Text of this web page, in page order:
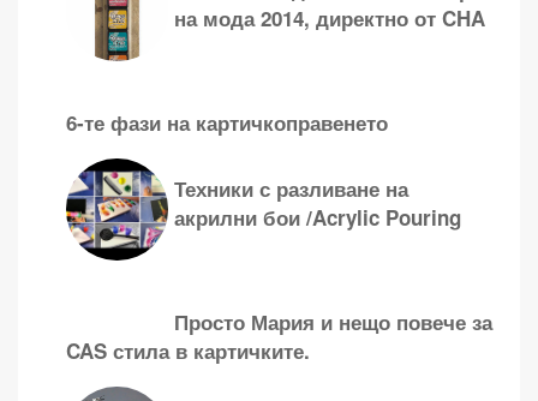
на мода 2014, директно от CHA
6-те фази на картичкоправенето
Техники с разливане на
акрилни бои /Acrylic Pouring
Просто Мария и нещо повече за
CAS стила в картичките.